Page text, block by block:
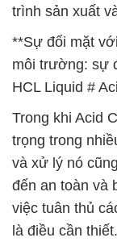
trình sản xuất
**Sự đối mặt
môi trường: sự
HCL Liquid #
Trong khi Acid
trọng trong
và xử lý nó
đến an toàn và
việc tuân thủ
là điều cần thiết.